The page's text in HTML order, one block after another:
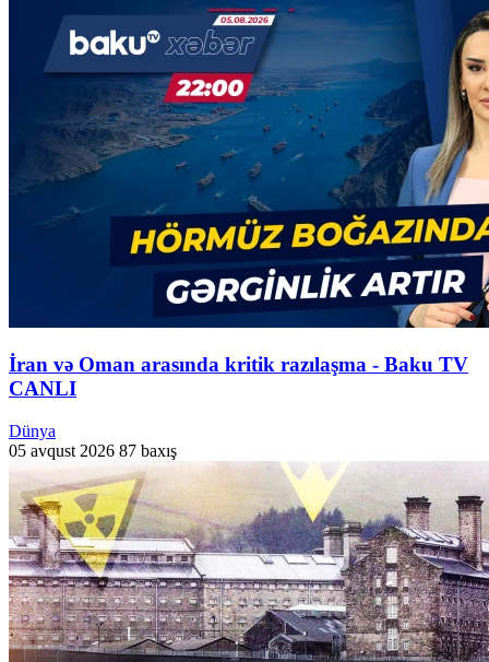
İran və Oman arasında kritik razılaşma - Baku TV
CANLI
Dünya
05 avqust 2026 87 baxış